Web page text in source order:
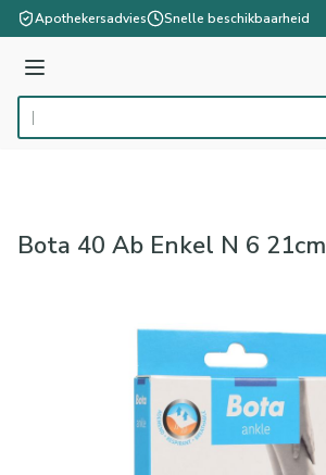
Ga naar de inhoud
Apothekersadvies Snelle beschikbaarheid
Menu
Product, merk, categorie...
Bota 40 Ab Enkel N 6 21cm